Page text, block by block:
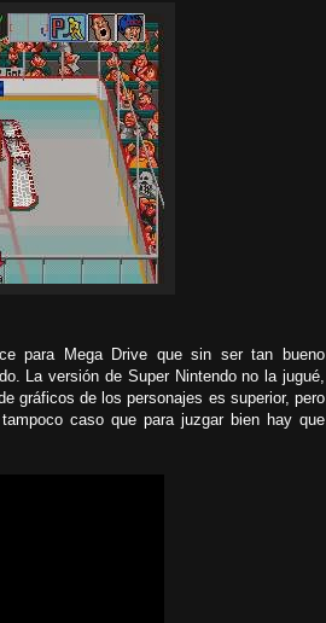
para Mega Drive que sin ser tan bueno
La versión de Super Nintendo no la jugué,
gráficos de los personajes es superior, pero
caso que para juzgar bien hay que